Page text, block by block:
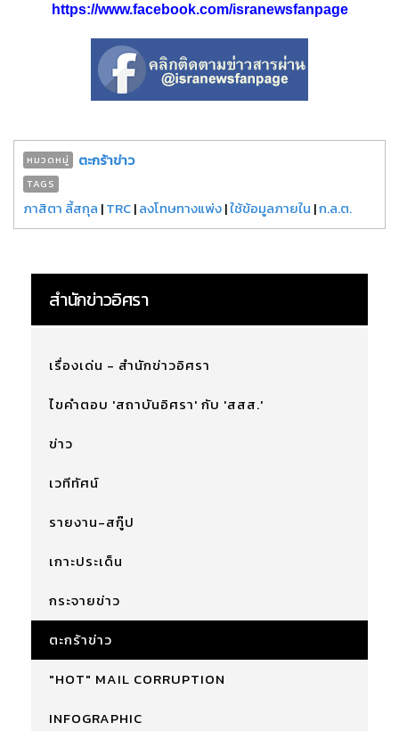
https://www.facebook.com/isranewsfanpage
หมวดหมู่ ตะกร้าข่าว
TAGS
ภาสิตา ลี้สกุล |TRC|ลงโทษทางแพ่ง|ใช้ข้อมูลภายใน |ก.ล.ต.
สำนักข่าวอิศรา
เรื่องเด่น - สำนักข่าวอิศรา
ไขคำตอบ 'สถาบันอิศรา' กับ 'สสส.'
ข่าว
เวทีทัศน์
รายงาน-สกู๊ป
เกาะประเด็น
กระจายข่าว
ตะกร้าข่าว
"HOT" MAIL CORRUPTION
INFOGRAPHIC